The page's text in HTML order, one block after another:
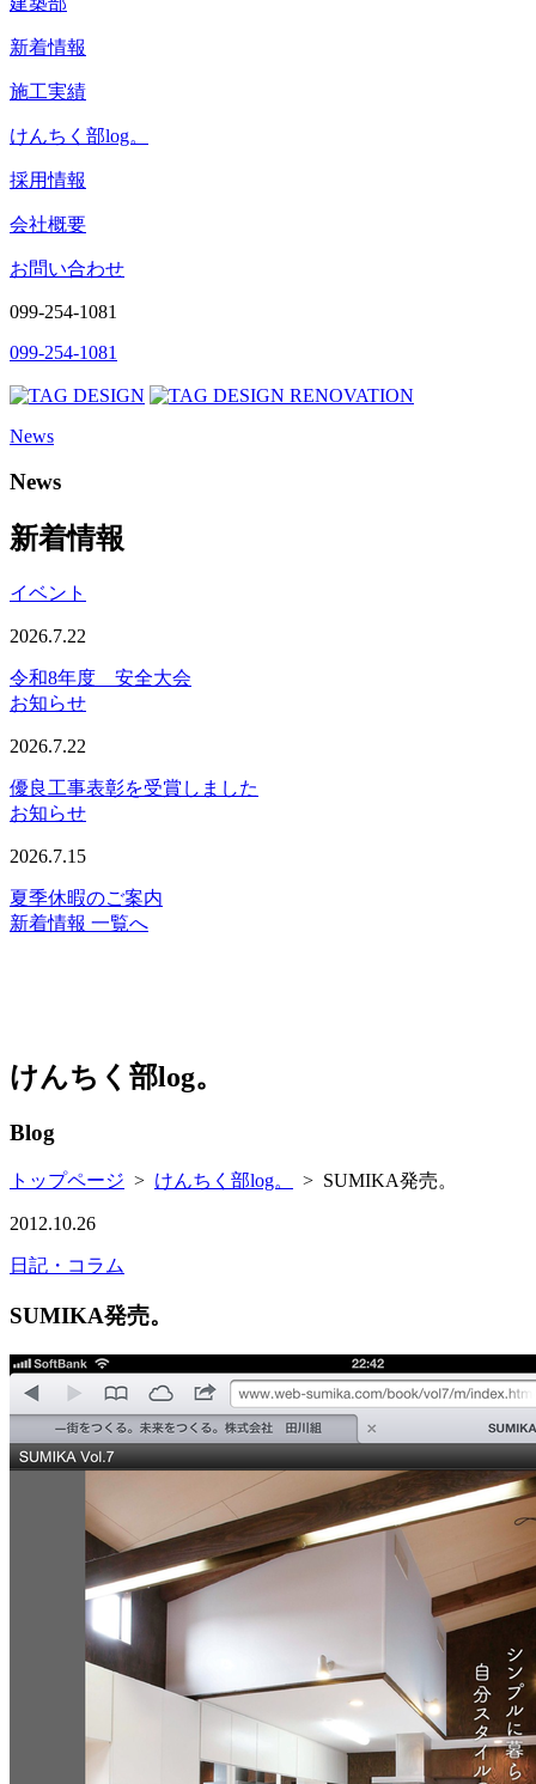
新着情報
施工実績
けんちく部log。
採用情報
会社概要
お問い合わせ
099-254-1081
099-254-1081
News
News
新着情報
イベント
2026.7.22
令和8年度 安全大会
お知らせ
2026.7.22
優良工事表彰を受賞しました
お知らせ
2026.7.15
夏季休暇のご案内
新着情報 一覧へ
けんちく部log。
Blog
トップページ > けんちく部log。 > SUMIKA発売。
2012.10.26
日記・コラム
SUMIKA発売。